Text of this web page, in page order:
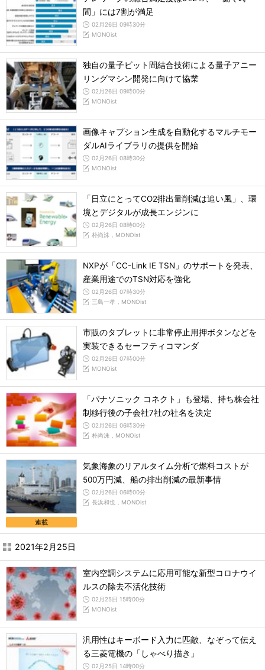
間」には7割が満足
02月26日 09時30分
MONOist
独自の量子ビット間結合技術による量子アニー
リングマシン開発に向けて協業
02月26日 09時00分
MONOist
画像キャプション生成を自動化するマルチモー
ダルAIライブラリの提供を開始
02月26日 08時30分
MONOist
「日立にとってCO2排出量削減は追い風」、環
境とデジタルが成長エンジンに
02月26日 08時00分
朴尚洙，MONOist
NXPが「CC-Link IE TSN」のサポートを発表、
産業用途でのTSN対応を強化
02月26日 07時30分
三島一孝，MONOist
市販のタブレットに非常停止用押ボタンなどを
実装できるセーフティコマンダ
02月26日 07時00分
MONOist
「パナソニック コネクト」も登場、持ち株会社
制移行後の子会社7社の社名を決定
02月26日 06時30分
朴尚洙，MONOist
連載
気象海象のリアルタイム分析で燃料コストが
500万円減、船の排出削減の最新事情
02月26日 06時00分
長浜和也，MONOist
2021年2月25日
室内空調システムに応用可能な新型コロナウイ
ルスの除去不活化技術
02月25日 15時00分
MONOist
汎用性はキーボード入力に匹敵、なぞって伝え
る三菱電機の「しゃべり描き」
02月25日 14時00分